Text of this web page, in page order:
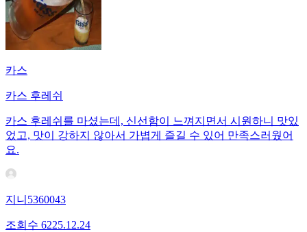
카스
카스 후레쉬
카스 후레쉬를 마셨는데, 신선함이 느껴지면서 시원하니 맛있
었고, 맛이 강하지 않아서 가볍게 즐길 수 있어 만족스러웠어
요.
지니5360043
조회수 6225.12.24